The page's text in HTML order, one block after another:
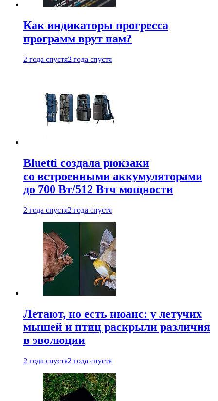
Как индикаторы прогресса
программ врут нам?
2 года спустя2 года спустя
Bluetti создала рюкзаки
со встроенными аккумуляторами
до 700 Вт/512 Втч мощности
2 года спустя2 года спустя
Летают, но есть нюанс: у летучих
мышей и птиц раскрыли различия
в эволюции
2 года спустя2 года спустя